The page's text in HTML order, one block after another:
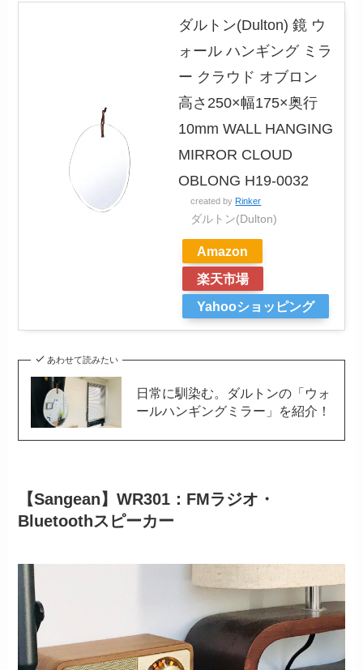
ダルトン(Dulton) 鏡 ウ
ォール ハンギング ミラ
ー クラウド オブロン
高さ250×幅175×奥行
10mm WALL HANGING
MIRROR CLOUD
OBLONG H19-0032
created by Rinker
ダルトン(Dulton)
Amazon
楽天市場
Yahooショッピング
あわせて読みたい
日常に馴染む。ダルトンの「ウォ
ールハンギングミラー」を紹介！
【Sangean】WR301：FMラジオ・
Bluetoothスピーカー